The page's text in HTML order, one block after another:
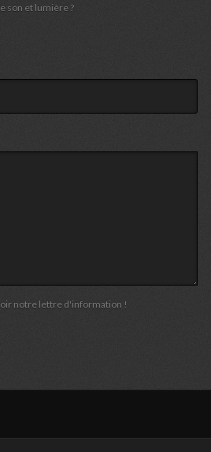
son et lumière ?
notre lettre d'information !